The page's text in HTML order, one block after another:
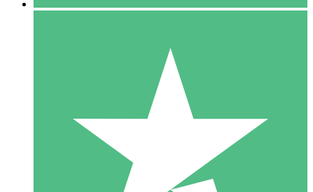
10 Téléchargements
20 00